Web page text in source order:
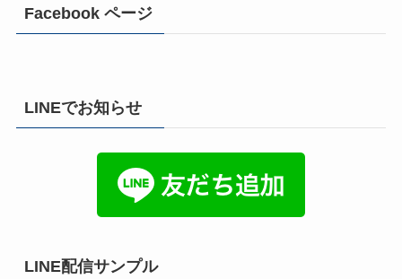
Facebook ページ
LINEでお知らせ
LINE配信サンプル